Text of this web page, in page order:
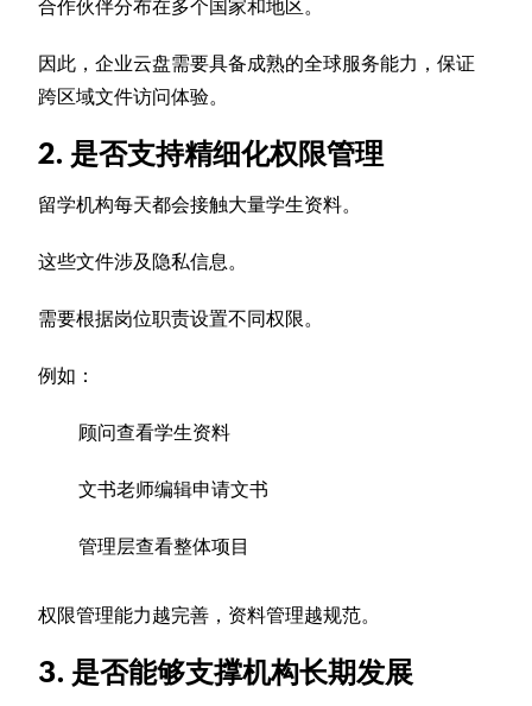
合作伙伴分布在多个国家和地区。
因此，企业云盘需要具备成熟的全球服务能力，保证
跨区域文件访问体验。
2. 是否支持精细化权限管理
留学机构每天都会接触大量学生资料。
这些文件涉及隐私信息。
需要根据岗位职责设置不同权限。
例如：
顾问查看学生资料
文书老师编辑申请文书
管理层查看整体项目
权限管理能力越完善，资料管理越规范。
3. 是否能够支撑机构长期发展